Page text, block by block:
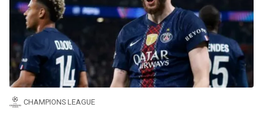
CHAMPIONS LEAGUE